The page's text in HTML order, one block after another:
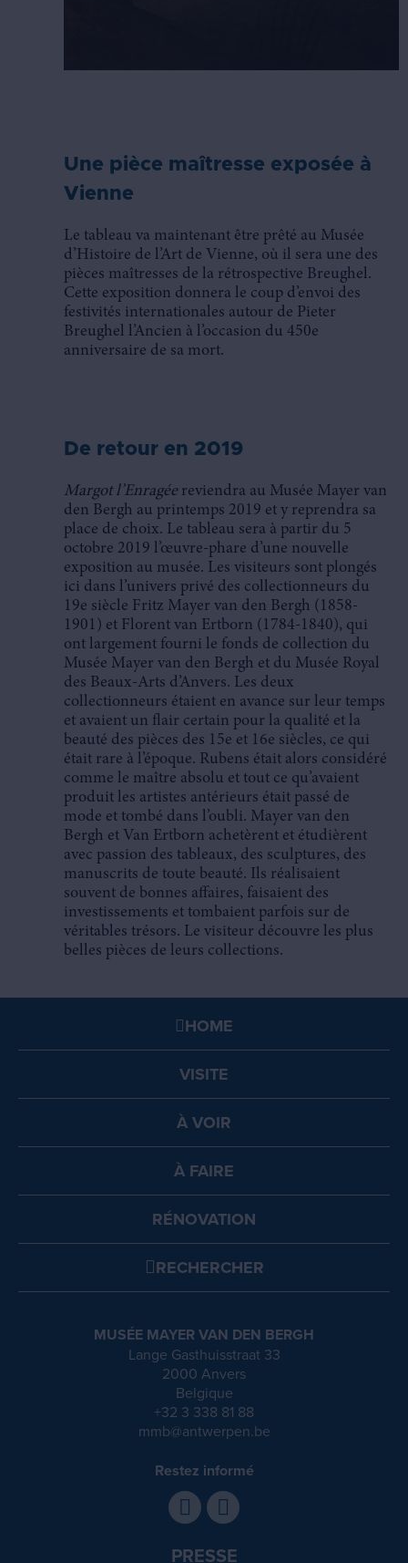
Une pièce maîtresse exposée à
Vienne
Le tableau va maintenant être prêté au Musée
d’Histoire de l’Art de Vienne, où il sera une des
pièces maîtresses de la rétrospective Breughel.
Cette exposition donnera le coup d’envoi des
festivités internationales autour de Pieter
Breughel l’Ancien à l’occasion du 450e
anniversaire de sa mort.
De retour en 2019
Margot l’Enragéereviendra au Musée Mayer van
den Bergh au printemps 2019 et y reprendra sa
place de choix. Le tableau sera à partir du 5
octobre 2019 l’œuvre-phare d’une nouvelle
exposition au musée. Les visiteurs sont plongés
ici dans l’univers privé des collectionneurs du
19e siècle Fritz Mayer van den Bergh (1858-
1901) et Florent van Ertborn (1784-1840), qui
ont largement fourni le fonds de collection du
Musée Mayer van den Bergh et du Musée Royal
des Beaux-Arts d’Anvers. Les deux
collectionneurs étaient en avance sur leur temps
et avaient un flair certain pour la qualité et la
beauté des pièces des 15e et 16e siècles, ce qui
était rare à l’époque. Rubens était alors considéré
comme le maître absolu et tout ce qu’avaient
produit les artistes antérieurs était passé de
mode et tombé dans l’oubli. Mayer van den
Bergh et Van Ertborn achetèrent et étudièrent
avec passion des tableaux, des sculptures, des
manuscrits de toute beauté. Ils réalisaient
souvent de bonnes affaires, faisaient des
investissements et tombaient parfois sur de
véritables trésors. Le visiteur découvre les plus
belles pièces de leurs collections.
HOME
VISITE
À VOIR
À FAIRE
RÉNOVATION
RECHERCHER
MUSÉE MAYER VAN DEN BERGH
Lange Gasthuisstraat 33
2000 Anvers
Belgique
+32 3 338 81 88
mmb@antwerpen.be
Restez informé
PRESSE